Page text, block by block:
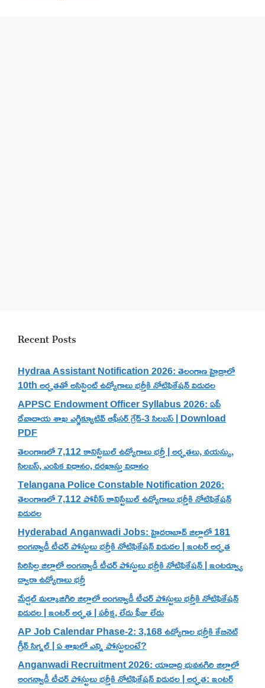
Recent Posts
Hydraa Assistant Notification 2026: తెలంగాణ హైడ్రాలో
10th అర్హతతో అసిస్టెంట్ ఉద్యోగాలు భర్తీకి నోటిఫికేషన్ విడుదల
APPSC Endowment Officer Syllabus 2026: ఏపీ
దేవాదాయ శాఖ ఎగ్జిక్యూటివ్ ఆఫీసర్ గ్రేడ్-3 సిలబస్ | Download
PDF
తెలంగాణలో 7,112 కానిస్టేబుల్ ఉద్యోగాలు భర్తీ | అర్హతలు, వయస్సు,
సిలబస్, ఎంపిక విధానం, దరఖాస్తు విధానం
Telangana Police Constable Notification 2026:
తెలంగాణలో 7,112 పోలీస్ కానిస్టేబుల్ ఉద్యోగాలు భర్తీకి నోటిఫికేషన్
విడుదల
Hyderabad Anganwadi Jobs: హైదరాబాద్ జిల్లాలో 181
అంగన్వాడీ టీచర్ పోస్టులు భర్తీకి నోటిఫికేషన్ విడుదల | ఇంటర్ అర్హత
సిరిసిల్ల జిల్లాలో అంగన్వాడీ టీచర్ పోస్టులు భర్తీకి నోటిఫికేషన్ | ఇంటర్వ్యూ
ద్వారా ఉద్యోగాలు భర్తీ
మేడ్చల్ మల్కాజిగిరి జిల్లాలో అంగన్వాడీ టీచర్ పోస్టులు భర్తీకి నోటిఫికేషన్
విడుదల | ఇంటర్ అర్హత | పరీక్ష, లేదు ఫీజు లేదు
AP Job Calendar Phase-2: 3,168 ఉద్యోగాల భర్తీకి కేబినెట్
గ్రీన్ సిగ్నల్ | ఏ శాఖలో ఎన్ని పోస్టులంటే?
Anganwadi Recruitment 2026: యాదాద్రి భువనగిరి జిల్లాలో
అంగన్వాడీ టీచర్ పోస్టులు భర్తీకి నోటిఫికేషన్ విడుదల | అర్హత: ఇంటర్